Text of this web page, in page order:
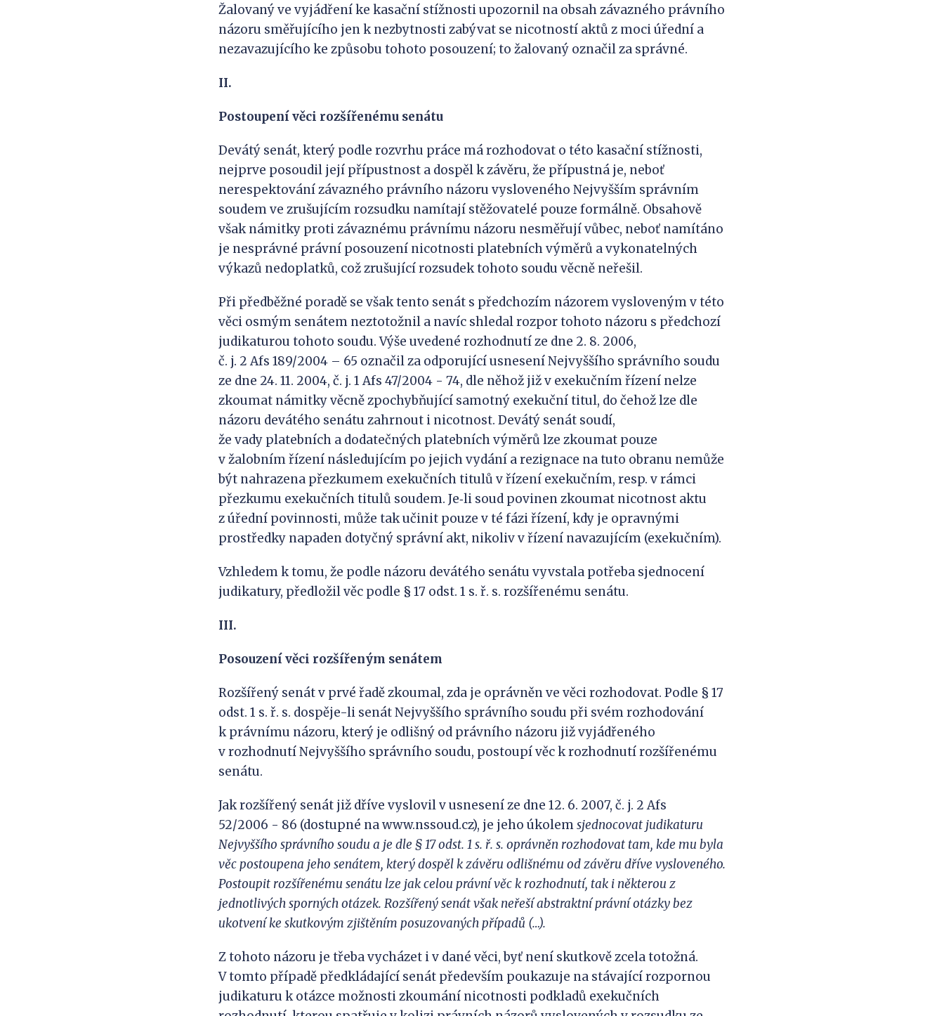
Žalovaný ve vyjádření ke kasační stížnosti upozornil na obsah závazného právního
názoru směřujícího jen k nezbytnosti zabývat se nicotností aktů z moci úřední a
nezavazujícího ke způsobu tohoto posouzení; to žalovaný označil za správné.
II.
Postoupení věci rozšířenému senátu
Devátý senát, který podle rozvrhu práce má rozhodovat o této kasační stížnosti,
nejprve posoudil její přípustnost a dospěl k závěru, že přípustná je, neboť
nerespektování závazného právního názoru vysloveného Nejvyšším správním
soudem ve zrušujícím rozsudku namítají stěžovatelé pouze formálně. Obsahově
však námitky proti závaznému právnímu názoru nesměřují vůbec, neboť namítáno
je nesprávné právní posouzení nicotnosti platebních výměrů a vykonatelných
výkazů nedoplatků, což zrušující rozsudek tohoto soudu věcně neřešil.
Při předběžné poradě se však tento senát s předchozím názorem vysloveným v této
věci osmým senátem neztotožnil a navíc shledal rozpor tohoto názoru s předchozí
judikaturou tohoto soudu. Výše uvedené rozhodnutí ze dne 2. 8. 2006,
č. j. 2 Afs 189/2004 – 65 označil za odporující usnesení Nejvyššího správního soudu
ze dne 24. 11. 2004, č. j. 1 Afs 47/2004 - 74, dle něhož již v exekučním řízení nelze
zkoumat námitky věcně zpochybňující samotný exekuční titul, do čehož lze dle
názoru devátého senátu zahrnout i nicotnost. Devátý senát soudí,
že vady platebních a dodatečných platebních výměrů lze zkoumat pouze
v žalobním řízení následujícím po jejich vydání a rezignace na tuto obranu nemůže
být nahrazena přezkumem exekučních titulů v řízení exekučním, resp. v rámci
přezkumu exekučních titulů soudem. Je‑li soud povinen zkoumat nicotnost aktu
z úřední povinnosti, může tak učinit pouze v té fázi řízení, kdy je opravnými
prostředky napaden dotyčný správní akt, nikoliv v řízení navazujícím (exekučním).
Vzhledem k tomu, že podle názoru devátého senátu vyvstala potřeba sjednocení
judikatury, předložil věc podle § 17 odst. 1 s. ř. s. rozšířenému senátu.
III.
Posouzení věci rozšířeným senátem
Rozšířený senát v prvé řadě zkoumal, zda je oprávněn ve věci rozhodovat. Podle § 17
odst. 1 s. ř. s. dospěje-li senát Nejvyššího správního soudu při svém rozhodování
k právnímu názoru, který je odlišný od právního názoru již vyjádřeného
v rozhodnutí Nejvyššího správního soudu, postoupí věc k rozhodnutí rozšířenému
senátu.
Jak rozšířený senát již dříve vyslovil v usnesení ze dne 12. 6. 2007, č. j. 2 Afs
52/2006 - 86 (dostupné na www.nssoud.cz), je jeho úkolemsjednocovat judikaturu
Nejvyššího správního soudu a je dle § 17 odst. 1 s. ř. s. oprávněn rozhodovat tam, kde mu byla
věc postoupena jeho senátem, který dospěl kzávěru odlišnému od závěru dříve vysloveného.
Postoupit rozšířenému senátu lze jak celou právní věck rozhodnutí, tak i některou z
jednotlivých sporných otázek. Rozšířený senát však neřeší abstraktní právní otázky bez
ukotvení ke skutkovým zjištěním posuzovaných případů (…).
Z tohoto názoru je třeba vycházet i v dané věci, byť není skutkově zcela totožná.
V tomto případě předkládající senát především poukazuje na stávající rozpornou
judikaturu k otázce možnosti zkoumání nicotnosti podkladů exekučních